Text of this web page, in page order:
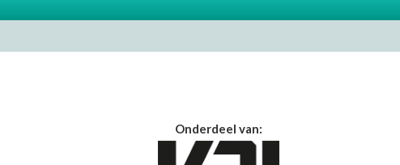
Onderdeel van: